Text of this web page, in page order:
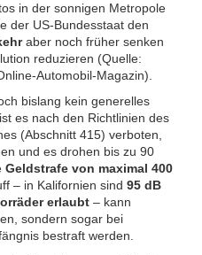
in der sonnigen Metropole
der US-Bundesstaat den
aber noch früher senken
reduzieren (Quelle:
Automobil-Magazin).
bislang kein generelles
es nach den Richtlinien des
(Abschnitt 415) verboten,
und es drohen bis zu 90
Geldstrafe von maximal 400
– in Kalifornien sind 95 dB
erlaubt – kann
sondern sogar bei
bestraft werden.